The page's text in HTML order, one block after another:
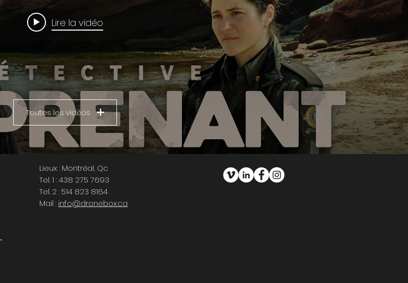
Lire la vidéo
Toutes les vidéos
Lieux : Montréal, Qc
Tel. 1 : 438 275 7693
Tel. 2 : 514 823 8164
Mail : info@dronebox.ca